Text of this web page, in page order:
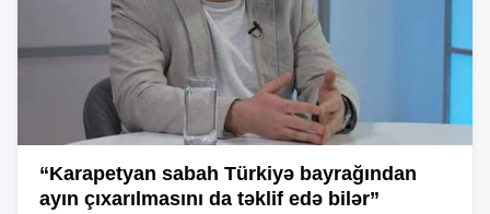
“Karapetyan sabah Türkiyə bayrağından
ayın çıxarılmasını da təklif edə bilər”